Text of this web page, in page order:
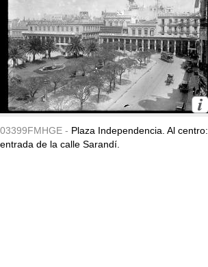
03399FMHGE - Plaza Independencia. Al centro:
entrada de la calle Sarandí.